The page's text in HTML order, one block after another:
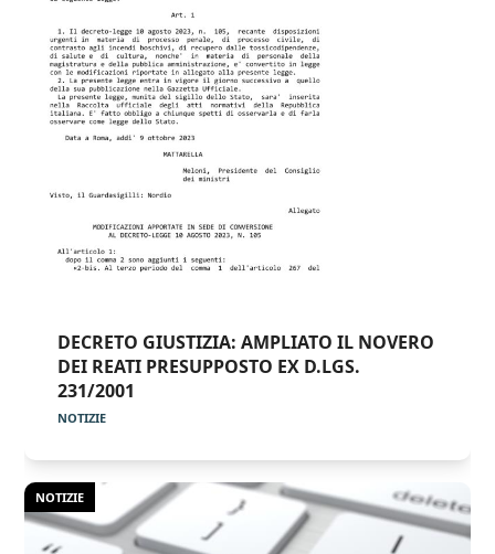
DECRETO GIUSTIZIA: AMPLIATO IL NOVERO
DEI REATI PRESUPPOSTO EX D.LGS.
231/2001
NOTIZIE
NOTIZIE